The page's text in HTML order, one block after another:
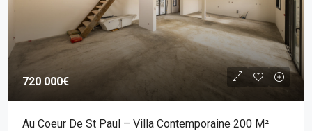
720 000€
Au Coeur De St Paul – Villa Contemporaine 200 M²